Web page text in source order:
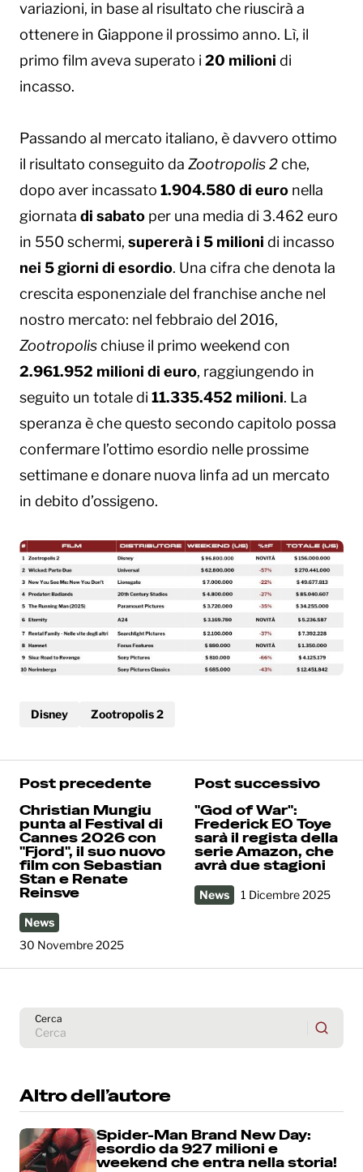
variazioni, in base al risultato che riuscirà a
ottenere in Giappone il prossimo anno. Lì, il
primo film aveva superato i 20 milioni di
incasso.
Passando al mercato italiano, è davvero ottimo
il risultato conseguito da Zootropolis 2che,
dopo aver incassato 1.904.580 di euro nella
giornata di sabato per una media di 3.462 euro
in 550 schermi, supererà i 5 milioni di incasso
nei 5 giorni di esordio. Una cifra che denota la
crescita esponenziale del franchise anche nel
nostro mercato: nel febbraio del 2016,
Zootropolischiuse il primo weekend con
2.961.952 milioni di euro, raggiungendo in
seguito un totale di 11.335.452 milioni. La
speranza è che questo secondo capitolo possa
confermare l’ottimo esordio nelle prossime
settimane e donare nuova linfa ad un mercato
in debito d’ossigeno.
Disney Zootropolis 2
Post precedente
Christian Mungiu
punta al Festival di
Cannes 2026 con
"Fjord", il suo nuovo
film con Sebastian
Stan e Renate
Reinsve
News
30 Novembre 2025
Post successivo
"God of War":
Frederick EO Toye
sarà il regista della
serie Amazon, che
avrà due stagioni
News 1 Dicembre 2025
Cerca
Altro dell’autore
Spider-Man Brand New Day:
esordio da 927 milioni e
weekend che entra nella storia!